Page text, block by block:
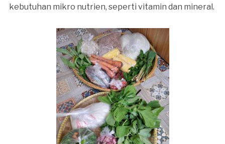
kebutuhan mikro nutrien, seperti vitamin dan mineral.